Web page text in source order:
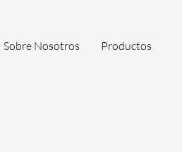
Sobre Nosotros Productos